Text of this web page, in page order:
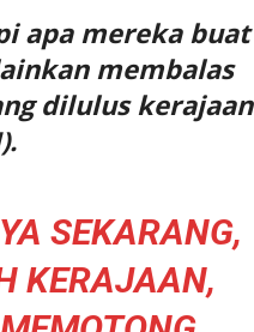
apa mereka buat
membalas
dilulus kerajaan
SEKARANG,
KERAJAAN,